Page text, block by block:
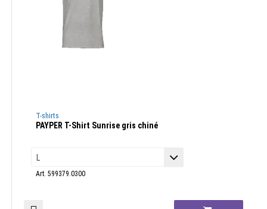
T-shirts
PAYPER T-Shirt Sunrise gris chiné
Art. 599379.0300